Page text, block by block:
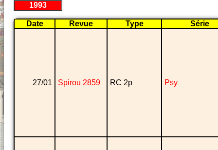
1993
Date Revue Type Série
27/01 Spirou 2859 RC 2p Psy